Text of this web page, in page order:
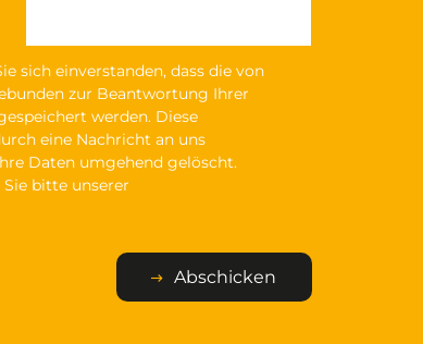
sich einverstanden, dass die von
zur Beantwortung Ihrer
werden. Diese
eine Nachricht an uns
Daten umgehend gelöscht.
bitte unserer
Abschicken